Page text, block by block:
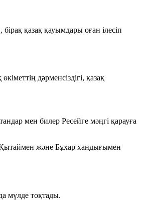
қазақ қауымдары оған ілесіп
дәрменсіздігі, қазақ
мен билер Ресейге мәңгі қарауға
Қытаймен және Бұхар хандығымен
мүлде тоқтады.